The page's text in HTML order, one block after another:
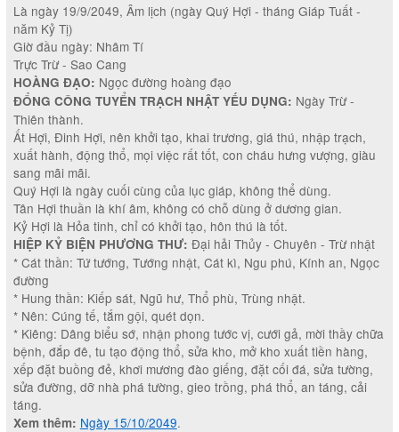
Là ngày 19/9/2049, Âm lịch (ngày Quý Hợi - tháng Giáp Tuất -
năm Kỷ Tị)
Giờ đầu ngày: Nhâm Tí
Trực Trừ - Sao Cang
HOÀNG ĐẠO: Ngọc đường hoàng đạo
ĐỔNG CÔNG TUYỂN TRẠCH NHẬT YẾU DỤNG: Ngày Trừ -
Thiên thành.
Ất Hợi, Đinh Hợi, nên khởi tạo, khai trương, giá thú, nhập trạch,
xuất hành, động thổ, mọi việc rất tốt, con cháu hưng vượng, giàu
sang mãi mãi.
Quý Hợi là ngày cuối cùng của lục giáp, không thể dùng.
Tân Hợi thuần là khí âm, không có chỗ dùng ở dương gian.
Kỷ Hợi là Hỏa tinh, chỉ có khởi tạo, hôn thú là tốt.
HIỆP KỶ BIỆN PHƯƠNG THƯ: Đại hải Thủy - Chuyên - Trừ nhật
* Cát thần: Tứ tướng, Tướng nhật, Cát kì, Ngu phú, Kính an, Ngọc
đường
* Hung thần: Kiếp sát, Ngũ hư, Thổ phù, Trùng nhật.
* Nên: Cúng tế, tắm gội, quét dọn.
* Kiêng: Dâng biểu sớ, nhận phong tước vị, cưới gả, mời thầy chữa
bệnh, đắp đê, tu tạo động thổ, sửa kho, mở kho xuất tiền hàng,
xếp đặt buồng đẻ, khơi mương đào giếng, đặt cối đá, sửa tường,
sửa đường, dỡ nhà phá tường, gieo trồng, phá thổ, an táng, cải
táng.
Xem thêm: Ngày 15/10/2049.